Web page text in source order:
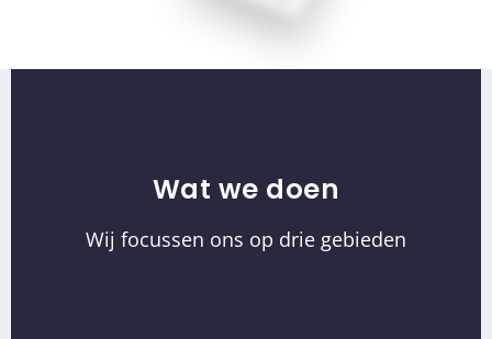
Wat we doen
Wij focussen ons op drie gebieden